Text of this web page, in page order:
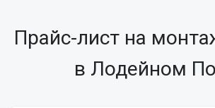
Прайс-лист на
в Лодейном